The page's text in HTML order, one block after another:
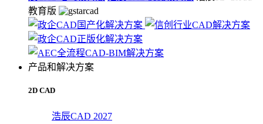
教育版
产品和解决方案
2D CAD
浩辰CAD 2027